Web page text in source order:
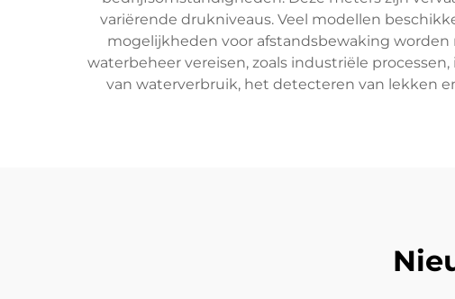
variërende drukniveaus. Veel modellen
mogelijkheden voor afstandsbewaking
waterbeheer vereisen, zoals industriële
van waterverbruik, het detecteren van lekken